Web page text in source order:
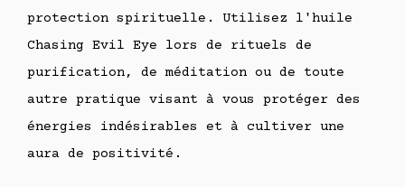
protection spirituelle. Utilisez l'huile
Chasing Evil Eye lors de rituels de
purification, de méditation ou de toute
autre pratique visant à vous protéger des
énergies indésirables et à cultiver une
aura de positivité.